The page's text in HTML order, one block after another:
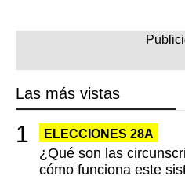
Las más vistas
ELECCIONES 28A
¿Qué son las
cómo funciona este